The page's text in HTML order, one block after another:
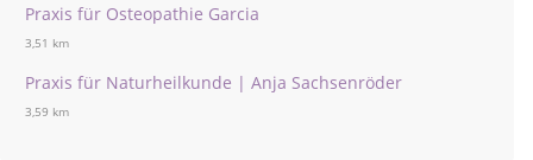
Praxis für Osteopathie Garcia
3,51 km
Praxis für Naturheilkunde | Anja Sachsenröder
3,59 km